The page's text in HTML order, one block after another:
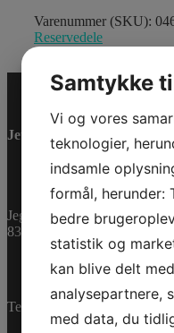
Varenummer (SKU):
Reservedele
Jet-Trade Powersport
Jegstrupvej 280
8361 Hasselager
Telefon: +45 70 200 600
Samtykke
Vi og vores
teknologier,
indsamle
formål, herunder:
bedre
statistik og
kan blive delt
analysepartnere,
med data, du